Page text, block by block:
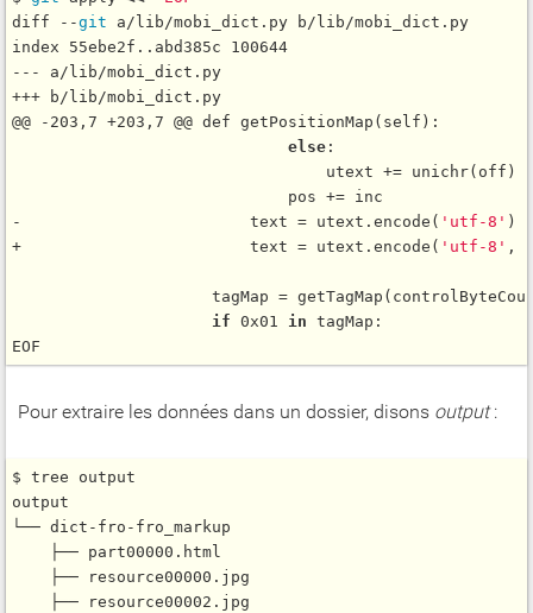
diff --git a/lib/mobi_dict.py b/lib/mobi_dict.py
index 55ebe2f..abd385c 100644
--- a/lib/mobi_dict.py
+++ b/lib/mobi_dict.py
@@ -203,7 +203,7 @@ def getPositionMap(self):
else :
                                 utext += unichr(off)
                             pos += inc
-                        text = utext.encode( 'utf-8' )
+                        text = utext.encode( 'utf-8' ,
tagMap =
if 0x01 in tagMap:
Pour extraire les données dans un dossier, disons output:
$ tree output
output
└── dict-fro-fro_markup
    ├── part00000.html
    ├── resource00000.jpg
    ├── resource00002.jpg